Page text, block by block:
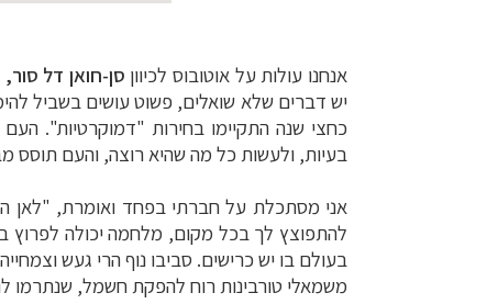
אנחנו עולות על אוטובוס לכיוון סן-חואן דל סור,
יש דברים שלא שואלים, פשוט עושים בשביל
כחצי שנה התקיימו בחירות "דמוקרטיות".
בעיות, ולעשות כל מה שהיא רוצה, והעם תוסס
אני מסתכלת על חברתי בפחד ואומרת, "לאן
להתפוצץ לך בכל מקום, מלחמה יכולה לפרוץ
בעולם בו יש כרישים. סביבו נוף הרי געש
משמאלי טורבינות רוח להפקת חשמל, שנתרמו